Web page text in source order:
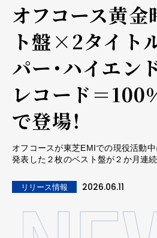
オフコース黄金
ト盤×2タイト
パー・ハイエン
レコード＝
で登場！
オフコースが東芝EMIでの現役活動
発表した２枚のベスト盤が２か月連
リリース情報 2026.06.11